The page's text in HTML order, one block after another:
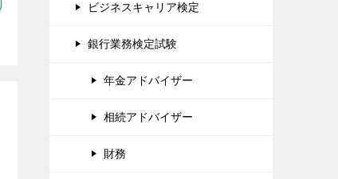
ビジネスキャリア検定
銀行業務検定試験
年金アドバイザー
相続アドバイザー
財務